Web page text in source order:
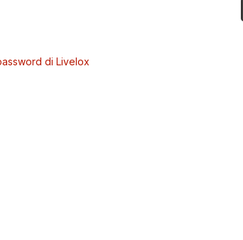
di Livelox